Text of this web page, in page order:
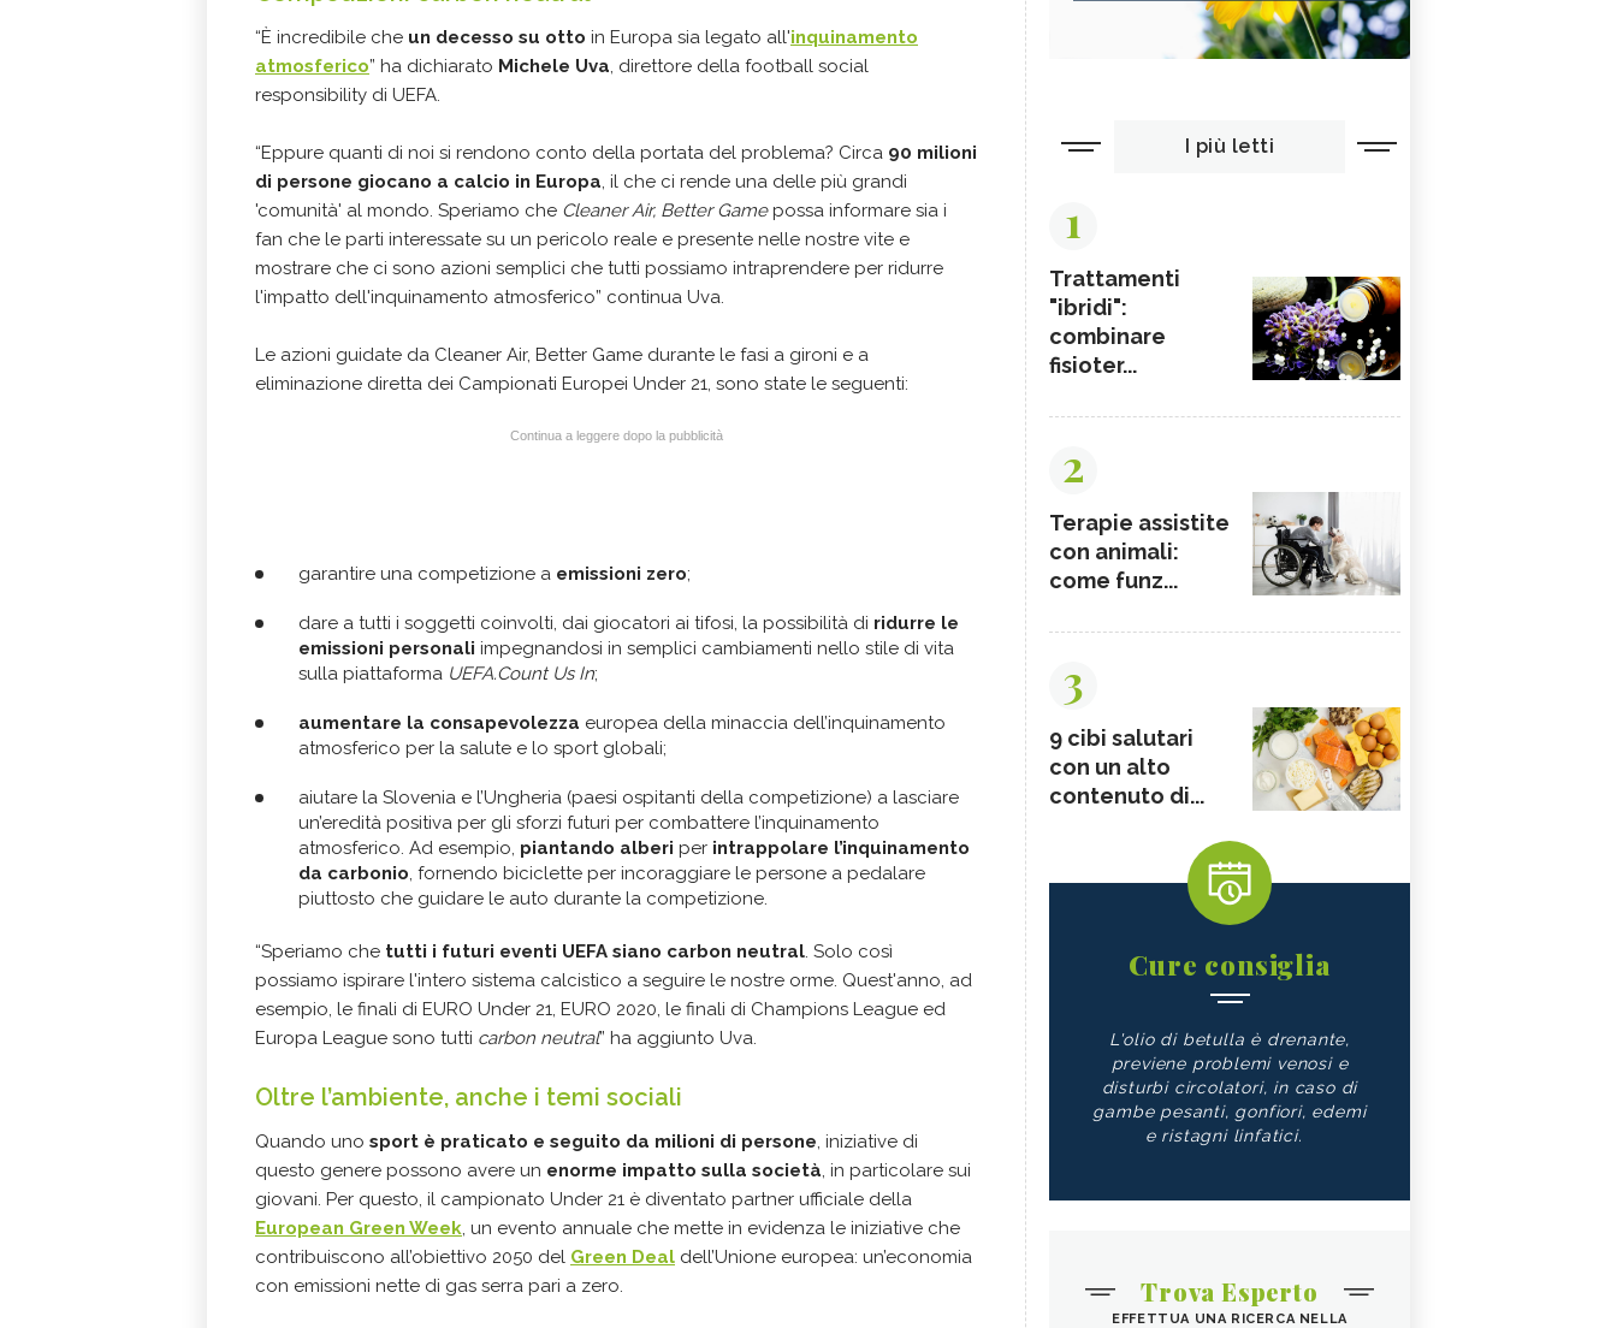
“È incredibile che un decesso su otto in Europa sia legato all'inquinamento
atmosferico” ha dichiarato Michele Uva, direttore della football social
responsibility di UEFA.
“Eppure quanti di noi si rendono conto della portata del problema? Circa 90 milioni
di persone giocano a calcio in Europa, il che ci rende una delle più grandi
'comunità' al mondo. Speriamo che Cleaner Air, Better Gamepossa informare sia i
fan che le parti interessate su un pericolo reale e presente nelle nostre vite e
mostrare che ci sono azioni semplici che tutti possiamo intraprendere per ridurre
l'impatto dell'inquinamento atmosferico” continua Uva.
Le azioni guidate da Cleaner Air, Better Game durante le fasi a gironi e a
eliminazione diretta dei Campionati Europei Under 21, sono state le seguenti:
Continua a leggere dopo la pubblicità
garantire una competizione a emissioni zero;
dare a tutti i soggetti coinvolti, dai giocatori ai tifosi, la possibilità di ridurre le
emissioni personali impegnandosi in semplici cambiamenti nello stile di vita
sulla piattaforma UEFA.Count Us In;
aumentare la consapevolezza europea della minaccia dell’inquinamento
atmosferico per la salute e lo sport globali;
aiutare la Slovenia e l’Ungheria (paesi ospitanti della competizione) a lasciare
un’eredità positiva per gli sforzi futuri per combattere l’inquinamento
atmosferico. Ad esempio, piantando alberi per intrappolare l’inquinamento
da carbonio, fornendo biciclette per incoraggiare le persone a pedalare
piuttosto che guidare le auto durante la competizione.
“Speriamo che tutti i futuri eventi UEFA siano carbon neutral. Solo così
possiamo ispirare l'intero sistema calcistico a seguire le nostre orme. Quest'anno, ad
esempio, le finali di EURO Under 21, EURO 2020, le finali di Champions League ed
Europa League sono tutti carbon neutral” ha aggiunto Uva.
Oltre l’ambiente, anche i temi sociali
Quando uno sport è praticato e seguito da milioni di persone, iniziative di
questo genere possono avere un enorme impatto sulla società, in particolare sui
giovani. Per questo, il campionato Under 21 è diventato partner ufficiale della
European Green Week, un evento annuale che mette in evidenza le iniziative che
contribuiscono all’obiettivo 2050 del Green Deal dell’Unione europea: un’economia
con emissioni nette di gas serra pari a zero.
I più letti
1
Trattamenti
"ibridi":
combinare
fisioter...
2
Terapie assistite
con animali:
come funz...
3
9 cibi salutari
con un alto
contenuto di...
Cure consiglia
L'olio di betulla è drenante,
previene problemi venosi e
disturbi circolatori, in caso di
gambe pesanti, gonfiori, edemi
e ristagni linfatici.
Trova Esperto
EFFETTUA UNA RICERCA NELLA